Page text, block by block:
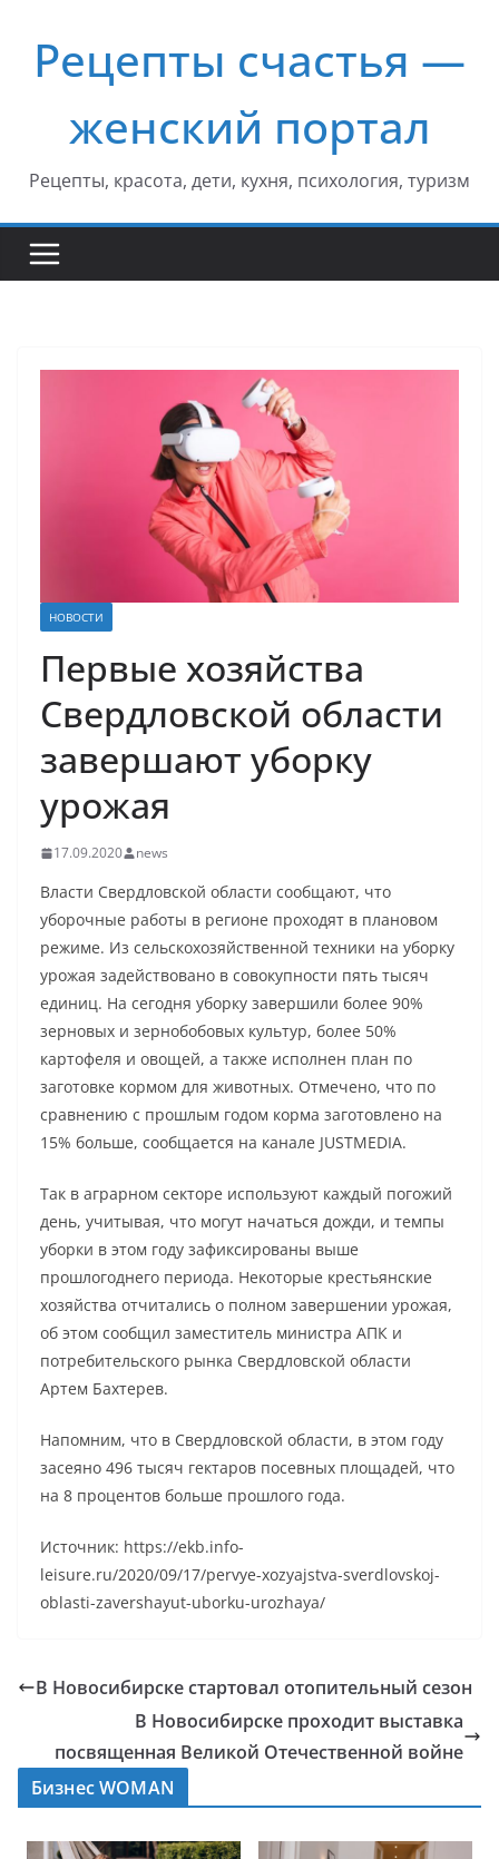
содержимому
Рецепты счастья —
женский портал
Рецепты, красота, дети, кухня, психология, туризм
НОВОСТИ
Первые хозяйства
Свердловской области
завершают уборку
урожая
17.09.2020 news
Власти Свердловской области сообщают, что
уборочные работы в регионе проходят в плановом
режиме. Из сельскохозяйственной техники на уборку
урожая задействовано в совокупности пять тысяч
единиц. На сегодня уборку завершили более 90%
зерновых и зернобобовых культур, более 50%
картофеля и овощей, а также исполнен план по
заготовке кормом для животных. Отмечено, что по
сравнению с прошлым годом корма заготовлено на
15% больше, сообщается на канале JUSTMEDIA.
Так в аграрном секторе используют каждый погожий
день, учитывая, что могут начаться дожди, и темпы
уборки в этом году зафиксированы выше
прошлогоднего периода. Некоторые крестьянские
хозяйства отчитались о полном завершении урожая,
об этом сообщил заместитель министра АПК и
потребительского рынка Свердловской области
Артем Бахтерев.
Напомним, что в Свердловской области, в этом году
засеяно 496 тысяч гектаров посевных площадей, что
на 8 процентов больше прошлого года.
Источник: https://ekb.info-
leisure.ru/2020/09/17/pervye-xozyajstva-sverdlovskoj-
oblasti-zavershayut-uborku-urozhaya/
В Новосибирске стартовал отопительный сезон
В Новосибирске проходит выставка
посвященная Великой Отечественной войне
Бизнес WOMAN